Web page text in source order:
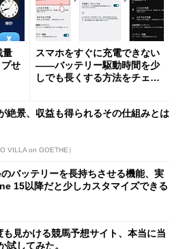
量
せ
スマホをすぐに充電できない
――バッテリー駆動時間を少
しでも長くする方法をチェッ
絶景、収益も得られるその仕組みとは
VILLA on GOETHE）
バッテリーを長持ちさせる機能、実
15以降だと少しカスタマイズできる
も見かける競馬予想サイト、本当に当
試してみた。